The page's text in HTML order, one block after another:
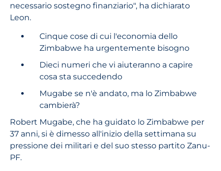
necessario sostegno finanziario", ha dichiarato
Leon.
Cinque cose di cui l'economia dello
Zimbabwe ha urgentemente bisogno
Dieci numeri che vi aiuteranno a capire
cosa sta succedendo
Mugabe se n'è andato, ma lo Zimbabwe
cambierà?
Robert Mugabe, che ha guidato lo Zimbabwe per
37 anni, si è dimesso all'inizio della settimana su
pressione dei militari e del suo stesso partito Zanu-
PF.